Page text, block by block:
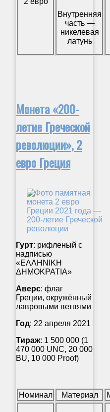
Внутренняя
часть —
никелевая
латунь
Монета «200-
летие Греческой
революции», 2
евро Греция
Гурт: рифленый с
надписью
«ΕΛΛΗΝΙΚΗ
ΔΗΜΟΚΡΑΤΙΑ»
Аверс: флаг
Греции, окружённый
лавровыми ветвями
Год: 22 апреля 2021
Тираж: 1 500 000 (1
470 000 UNC, 20 000
BU, 10 000 Proof)
Номинал Материал